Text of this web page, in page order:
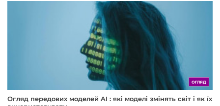
ОГЛЯД
Огляд передових моделей AI : які моделі змінять світ і як їх